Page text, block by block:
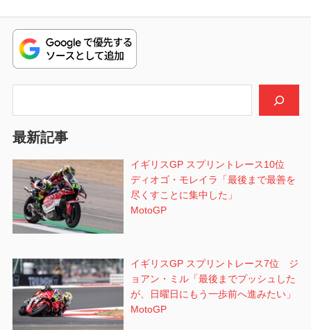
ビ
ゲ
ー
ン
稿:
最新記事
イギリスGP スプリントレース10位
ディオゴ・モレイラ「最後まで最善を
尽くすことに集中した」
MotoGP
イギリスGP スプリントレース7位 ジ
ョアン・ミル「最後までプッシュした
が、日曜日にもう一歩前へ進みたい」
MotoGP